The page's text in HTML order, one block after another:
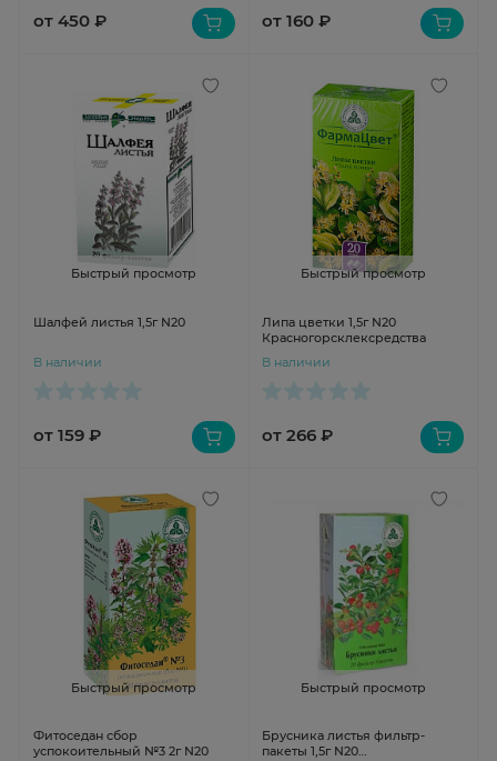
от 450 ₽ от 160 ₽
Быстрый просмотр
Шалфей листья 1,5г N20
В наличии
от 159 ₽
Быстрый просмотр
Липа цветки 1,5г N20
Красногорсклексредства
В наличии
от 266 ₽
Быстрый просмотр
Фитоседан сбор
успокоительный №3 2г N20
Быстрый просмотр
Брусника листья фильтр-
пакеты 1,5г N20